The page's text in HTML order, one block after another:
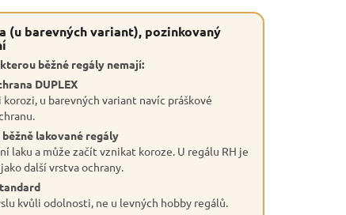
(u barevných variant), pozinkovaný
běžné regály nemají:
DUPLEX
u barevných variant navíc práškové
lakované regály
laku a může začít vznikat koroze. U regálu RH je
další vrstva ochrany.
kvůli odolnosti, ne u levných hobby regálů.